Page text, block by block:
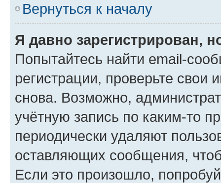
Вернуться к началу
Я давно зарегистрирован,
Попытайтесь найти email-
регистрации, проверьте свои
снова. Возможно,
учётную запись по каким-то
периодически удаляют
оставляющих сообщения,
Если это произошло,